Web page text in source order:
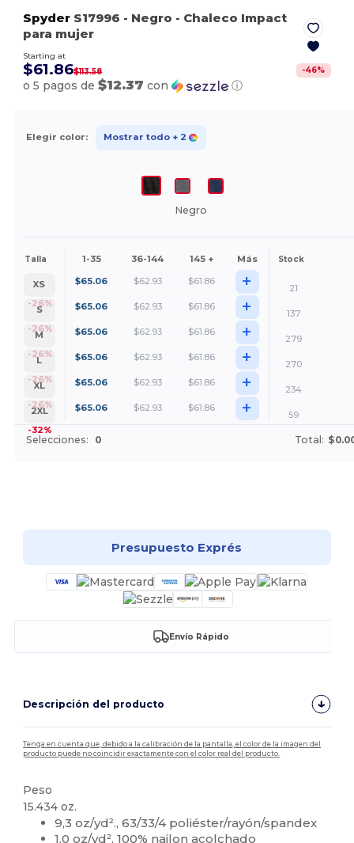
Spyder S17996 - Negro - Chaleco Impact
para mujer
Starting at
$61.86$113.58 -46%
o 5 pagos de$12.37 con ⓘ
Elegir color: Mostrar todo + 2
Negro
Talla 1-35 36-144 145 + Más Stock
XS
-26%
$65.06 $62.93 $61.86 +
21
S
-26%
$65.06 $62.93 $61.86 +
137
M
-26%
$65.06 $62.93 $61.86 +
279
L
-26%
$65.06 $62.93 $61.86 +
270
XL
-26%
$65.06 $62.93 $61.86 +
234
2XL
-32%
$65.06 $62.93 $61.86 + 59
Selecciones: 0 Total:
Presupuesto Exprés
Envío Rápido
Descripción del producto
Tenga en cuenta que, debido a la calibración de la pantalla, el color de la imagen del
producto puede no coincidir exactamente con el color real del producto.
Peso
15.434 oz.
9,3 oz/yd²., 63/33/4 poliéster/rayón/spandex
1,0 oz/yd², 100% nailon acolchado